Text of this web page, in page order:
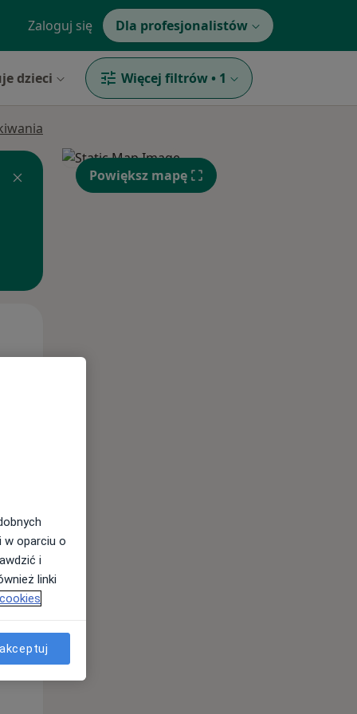
Zaloguj się Dla profesjonalistów
dzieci Więcej filtrów • 1
Czw,
Powiększ mapę
w oparciu o
i
linki